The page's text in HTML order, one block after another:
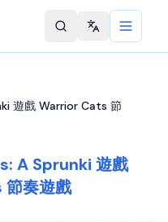
Change
遊戲 Warrior Cats 節
A Sprunki 遊戲
奏遊戲